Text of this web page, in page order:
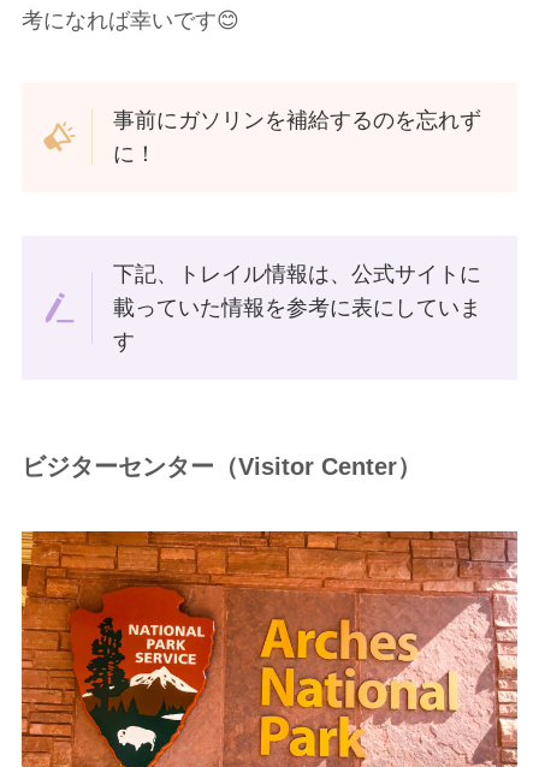
考になれば幸いです😊
事前にガソリンを補給するのを忘れず
に！
下記、トレイル情報は、公式サイトに
載っていた情報を参考に表にしていま
す
ビジターセンター（Visitor Center）